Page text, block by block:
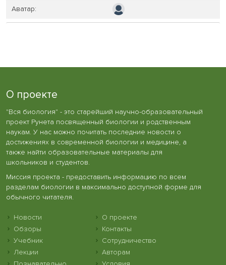
Аватар:
О проекте
"Вся биология" - это старейший научно-образовательный
проект Рунета посвященный биологии и родственным
наукам. У нас можно почитать последние новости о
достижениях в современной биологии и медицине, а
также найти образовательные материалы для
школьников и студентов.
Миссия проекта - предоставить информацию по всем
разделам биологии в максимально доступной форме для
обычного читателя.
Новости
Обзоры
Учебник
Лекции
О проекте
Контакты
Сотрудничество
Авторам